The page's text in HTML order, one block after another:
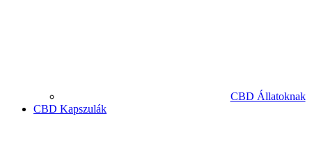
CBD Állatoknak
CBD Kapszulák